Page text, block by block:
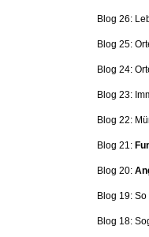
Blog 26:
Blog 25:
Blog 24:
Blog 23:
Blog 22:
Blog 21:
Blog 20:
Blog 19:
Blog 18: